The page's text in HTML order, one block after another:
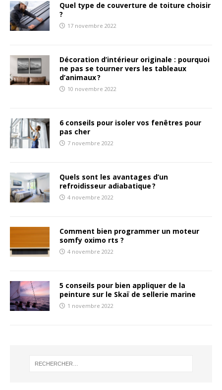
Quel type de couverture de toiture choisir
?
17 novembre 2022
Décoration d’intérieur originale : pourquoi
ne pas se tourner vers les tableaux
d’animaux ?
10 novembre 2022
6 conseils pour isoler vos fenêtres pour
pas cher
7 novembre 2022
Quels sont les avantages d’un
refroidisseur adiabatique ?
4 novembre 2022
Comment bien programmer un moteur
somfy oximo rts ?
4 novembre 2022
5 conseils pour bien appliquer de la
peinture sur le Skaï de sellerie marine
1 novembre 2022